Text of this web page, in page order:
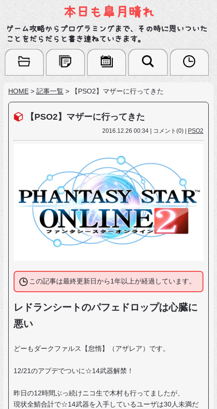
本日も皐月晴れ
ゲーム攻略からプログラミングまで、その時に思いついた
ことをだらだらと書き連ねていきます。
HOME > 記事一覧 > 【PSO2】マザーに行ってきた
【PSO2】マザーに行ってきた
2016.12.26 00:34 | コメント(0) | PSO2
この記事は最終更新日から1年以上が経過しています。
レドランシートのパフェドロップは心臓に
悪い
どーもダークファルス【怠惰】（アザレア）です。
12/21のアプデでついに☆14武器解禁！
昨日の12時間ぶっ続けニコ生で木村も行ってましたが、
現状全鯖合計で☆14武器を入手しているユーザは30人未満だ